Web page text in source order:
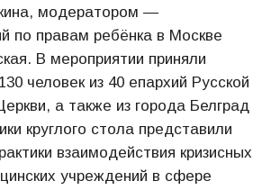
модератором —
по правам ребёнка в Москве
В мероприятии приняли
человек из 40 епархий Русской
а также из города Белград
круглого стола представили
взаимодействия кризисных
учреждений в сфере